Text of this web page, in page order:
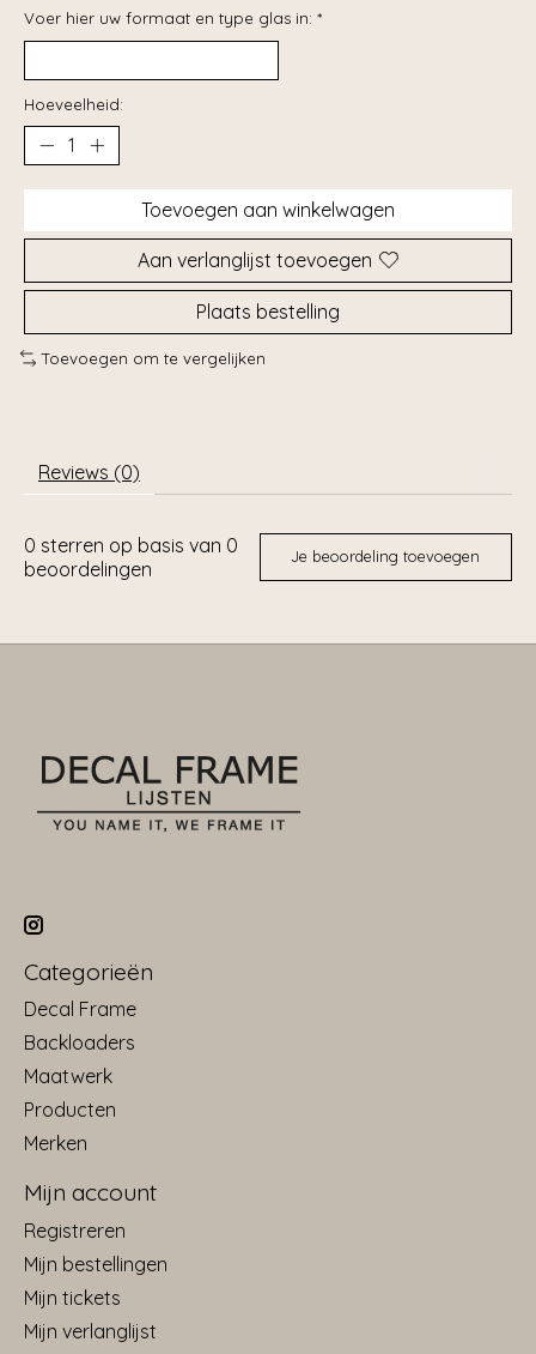
Voer hier uw formaat en type glas in: *
Hoeveelheid:
Toevoegen aan winkelwagen
Aan verlanglijst toevoegen
Plaats bestelling
Toevoegen om te vergelijken
Reviews (0)
0 sterren op basis van 0
beoordelingen
Je beoordeling toevoegen
Categorieën
Decal Frame
Backloaders
Maatwerk
Producten
Merken
Mijn account
Registreren
Mijn bestellingen
Mijn tickets
Mijn verlanglijst